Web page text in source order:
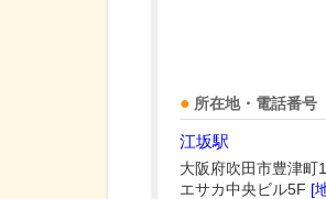
所在地・電話番号
江坂駅
大阪府吹田市豊津町
エサカ中央ビル5F [